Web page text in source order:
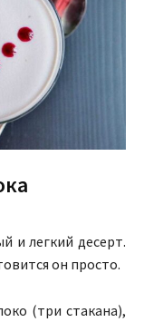
и легкий десерт.
он просто.
(три стакана),